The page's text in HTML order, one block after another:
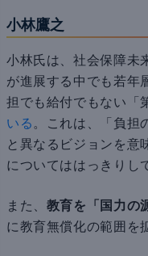
小林鷹之
小林氏は、社会保障未
が進展する中でも若年
担でも給付でもない「
いる 。これは、「負担
と異なるビジョンを意
についてははっきりし
また、 教育を「国力の
に教育無償化の範囲を